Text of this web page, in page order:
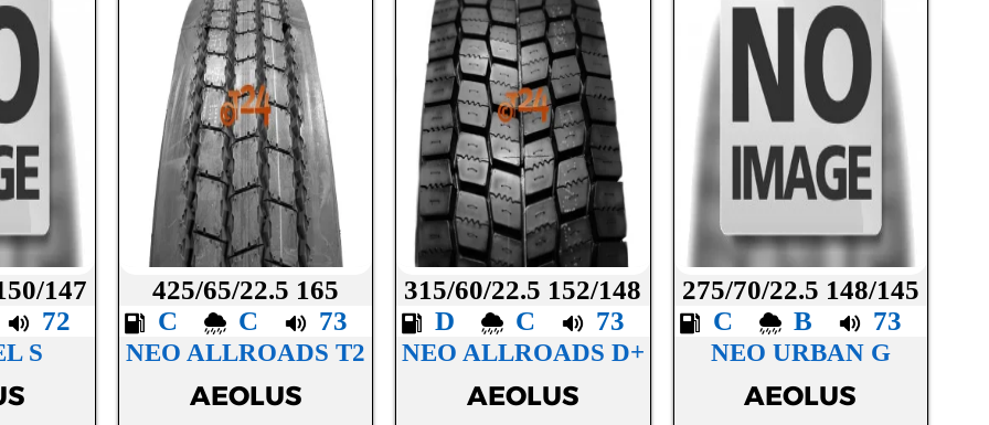
147
72
S
425/65/22.5 165
C
C 73
NEO ALLROADS T2
AEOLUS
315/60/22.5 152/148
D
C 73
NEO ALLROADS D+
AEOLUS
275/70/22.5 148/145
C
B 73
NEO URBAN G
AEOLUS